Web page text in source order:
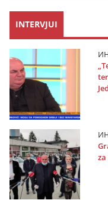
INTERVJUI
za